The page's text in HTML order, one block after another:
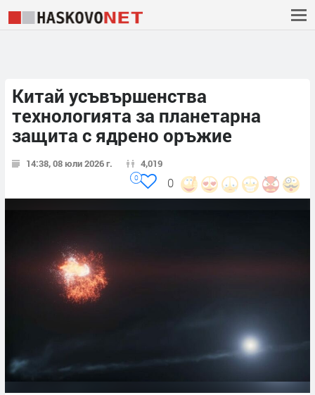
Китай усъвършенства
технологията за планетарна
защита с ядрено оръжие
14:38, 08 юли 2026 г. 4,019
0
0